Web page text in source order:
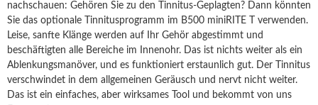
nachschauen: Gehören Sie zu den Tinnitus-Geplagten? Dann könnten
Sie das optionale Tinnitusprogramm im B500 miniRITE T verwenden.
Leise, sanfte Klänge werden auf Ihr Gehör abgestimmt und
beschäftigten alle Bereiche im Innenohr. Das ist nichts weiter als ein
Ablenkungsmanöver, und es funktioniert erstaunlich gut. Der Tinnitus
verschwindet in dem allgemeinen Geräusch und nervt nicht weiter.
Das ist ein einfaches, aber wirksames Tool und bekommt von uns